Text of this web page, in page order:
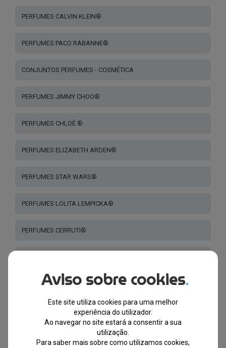
PERFUMES CALVIN KLEIN®
PERFUMES PACO RABANNE®
CONJUNTOS PERFUMES - COSMÉTICA
PERFUMES JIMMY CHOO®
PERFUMES CHLOÉ ®
PERFUMES ELIZABETH ARDEN®
PERFUMES STAR WARS®
PERFUMES LOLITA LEMPICKA®
PERFUMES CERRUTI®
PERFUME CRIANÇAS
PERFUMES LANVIN®
PERFUMES VANDERBILT®
Aviso sobre cookies.
Este site utiliza cookies para uma melhor
experiência do utilizador.
Ao navegar no site estará a consentir a sua
utilização.
Para saber mais sobre como utilizamos cookies,